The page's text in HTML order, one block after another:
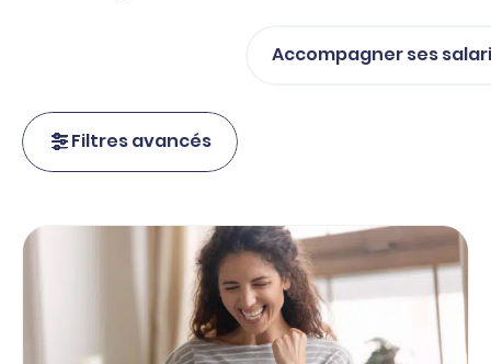
Accompagner ses
Filtres avancés